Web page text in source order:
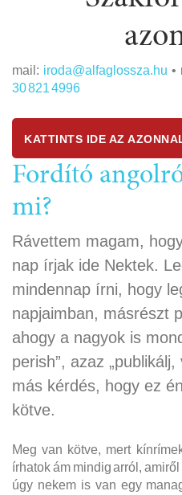
mail: iroda@alfaglossza.hu •
30 821 4996
KATTINTS IDE AZ
Fordító
mi?
Rávettem magam,
nap írjak ide Nektek.
mindennap írni, hogy
napjaimban, másrészt
ahogy a nagyok is
perish”, azaz
más kérdés, hogy ez
kötve.
Meg van kötve, mert
írhatok ám mindig arról,
úgy nekem is van egy